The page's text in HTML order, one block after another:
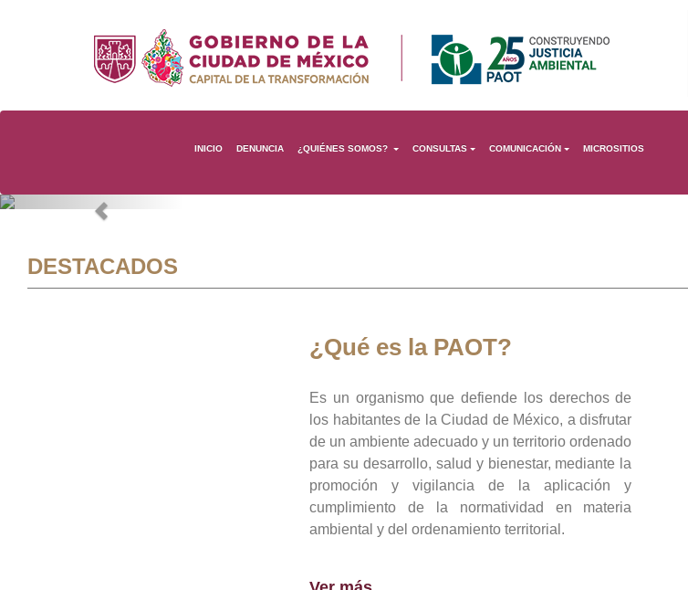
INICIO DENUNCIA ¿QUIÉNES SOMOS? CONSULTAS COMUNICACIÓN MICROSITIOS
Previous
DESTACADOS
¿Qué es la PAOT?
Es un organismo que defiende los derechos de
los habitantes de la Ciudad de México, a disfrutar
de un ambiente adecuado y un territorio ordenado
para su desarrollo, salud y bienestar, mediante la
promoción y vigilancia de la aplicación y
cumplimiento de la normatividad en materia
ambiental y del ordenamiento territorial.